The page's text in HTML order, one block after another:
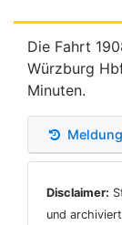
Die Fahrt
Würzburg
Minuten.
Disclaimer:
und